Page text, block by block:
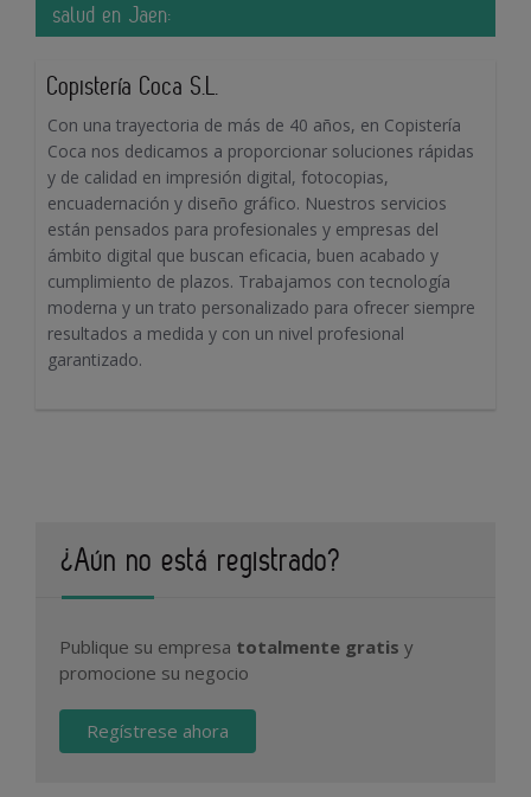
salud en Jaen:
Copistería Coca S.L.
Con una trayectoria de más de 40 años, en Copistería
Coca nos dedicamos a proporcionar soluciones rápidas
y de calidad en impresión digital, fotocopias,
encuadernación y diseño gráfico. Nuestros servicios
están pensados para profesionales y empresas del
ámbito digital que buscan eficacia, buen acabado y
cumplimiento de plazos. Trabajamos con tecnología
moderna y un trato personalizado para ofrecer siempre
resultados a medida y con un nivel profesional
garantizado.
¿Aún no está registrado?
Publique su empresa totalmente gratis y
promocione su negocio
Regístrese ahora